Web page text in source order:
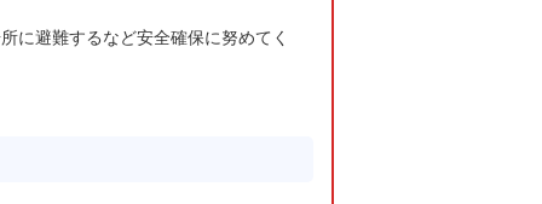
に避難するなど安全確保に努めてく